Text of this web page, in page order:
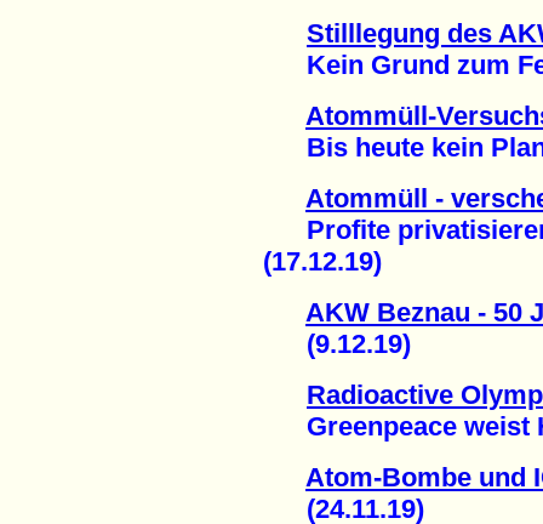
Stilllegung des
Kein Grund zum
Atommüll-
Bis heute kein Plan
Atommüll -
Profite
(17.12.19)
AKW Beznau - 50
(9.12.19)
Radioactive
Greenpeace weist
Atom-Bombe und
(24.11.19)